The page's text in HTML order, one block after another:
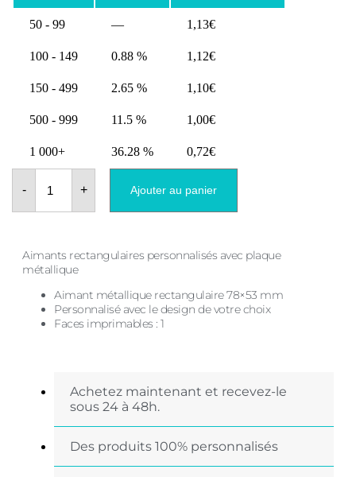
50 - 99 — 1,13€
100 - 149 0.88 % 1,12€
150 - 499 2.65 % 1,10€
500 - 999 11.5 % 1,00€
1 000+ 36.28 % 0,72€
-
quantité
Aimant
vertical
assiette
de
mariage
+ Ajouter au panier
Aimants rectangulaires personnalisés avec plaque
métallique
Aimant métallique rectangulaire 78×53 mm
Personnalisé avec le design de votre choix
Faces imprimables : 1
Achetez maintenant et recevez-le
sous 24 à 48h.
Des produits 100% personnalisés